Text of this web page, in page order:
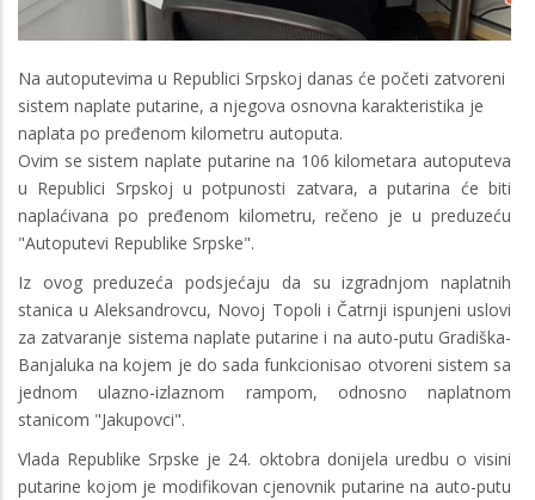
Na autoputevima u Republici Srpskoj danas će početi zatvoreni
sistem naplate putarine, a njegova osnovna karakteristika je
naplata po pređenom kilometru autoputa.
Ovim se sistem naplate putarine na 106 kilometara autoputeva
u Republici Srpskoj u potpunosti zatvara, a putarina će biti
naplaćivana po pređenom kilometru, rečeno je u preduzeću
"Autoputevi Republike Srpske".
Iz ovog preduzeća podsjećaju da su izgradnjom naplatnih
stanica u Aleksandrovcu, Novoj Topoli i Čatrnji ispunjeni uslovi
za zatvaranje sistema naplate putarine i na auto-putu Gradiška-
Banjaluka na kojem je do sada funkcionisao otvoreni sistem sa
jednom ulazno-izlaznom rampom, odnosno naplatnom
stanicom "Jakupovci".
Vlada Republike Srpske je 24. oktobra donijela uredbu o visini
putarine kojom je modifikovan cjenovnik putarine na auto-putu